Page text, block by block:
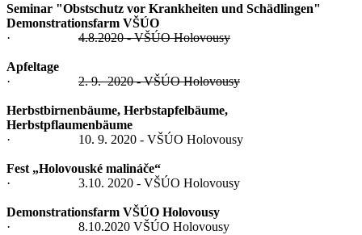
Seminar "Obstschutz vor Krankheiten und Schädlingen"
Demonstrationsfarm VŠÚO
· 4.8.2020 - VŠÚO Holovousy
Apfeltage
· 2. 9. 2020 - VŠÚO Holovousy
Herbstbirnenbäume, Herbstapfelbäume,
Herbstpflaumenbäume
· 10. 9. 2020 - VŠÚO Holovousy
Fest „Holovouské malináče“
· 3.10. 2020 - VŠÚO Holovousy
Demonstrationsfarm VŠÚO Holovousy
· 8.10.2020 VŠÚO Holovousy